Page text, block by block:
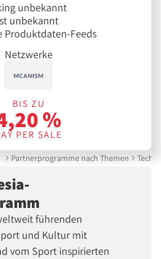
unbekannt
unbekannt
Produktdaten-Feeds
Netzwerke
BIS ZU
%
PER SALE
Partnerprogramme nach Themen
führenden
und Kultur mit
vom Sport inspirierten